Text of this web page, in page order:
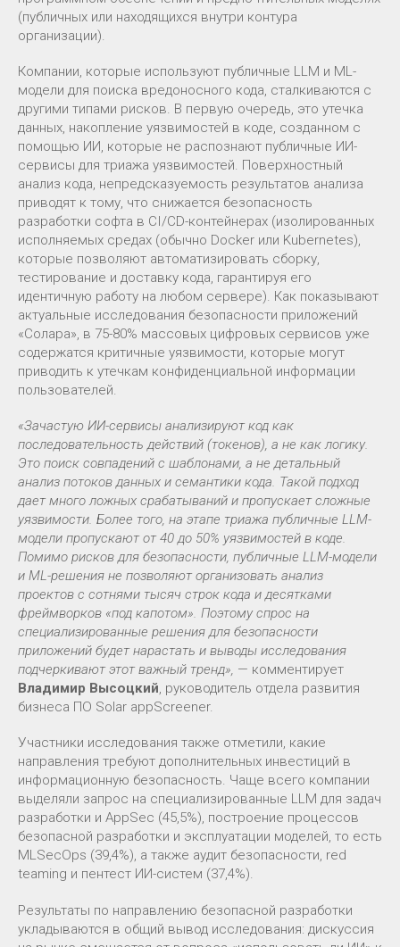
(публичных или находящихся внутри контура
организации).
Компании, которые используют публичные LLM и ML-
модели для поиска вредоносного кода, сталкиваются с
другими типами рисков. В первую очередь, это утечка
данных, накопление уязвимостей в коде, созданном с
помощью ИИ, которые не распознают публичные ИИ-
сервисы для триажа уязвимостей. Поверхностный
анализ кода, непредсказуемость результатов анализа
приводят к тому, что снижается безопасность
разработки софта в CI/CD-контейнерах (изолированных
исполняемых средах (обычно Docker или Kubernetes),
которые позволяют автоматизировать сборку,
тестирование и доставку кода, гарантируя его
идентичную работу на любом сервере). Как показывают
актуальные исследования безопасности приложений
«Солара», в 75-80% массовых цифровых сервисов уже
содержатся критичные уязвимости, которые могут
приводить к утечкам конфиденциальной информации
пользователей.
«Зачастую ИИ-сервисы анализируют код как
последовательность действий (токенов), а не как логику.
Это поиск совпадений с шаблонами, а не детальный
анализ потоков данных и семантики кода. Такой подход
дает много ложных срабатываний и пропускает сложные
уязвимости. Более того, на этапе триажа публичные LLM-
модели пропускают от 40 до 50% уязвимостей в коде.
Помимо рисков для безопасности, публичные LLM-модели
и ML-решения не позволяют организовать анализ
проектов с сотнями тысяч строк кода и десятками
фреймворков «под капотом». Поэтому спрос на
специализированные решения для безопасности
приложений будет нарастать и выводы исследования
подчеркивают этот важный тренд», — комментирует
Владимир Высоцкий, руководитель отдела развития
бизнеса ПО Solar appScreener.
Участники исследования также отметили, какие
направления требуют дополнительных инвестиций в
информационную безопасность. Чаще всего компании
выделяли запрос на специализированные LLM для задач
разработки и AppSec (45,5%), построение процессов
безопасной разработки и эксплуатации моделей, то есть
MLSecOps (39,4%), а также аудит безопасности, red
teaming и пентест ИИ-систем (37,4%).
Результаты по направлению безопасной разработки
укладываются в общий вывод исследования: дискуссия